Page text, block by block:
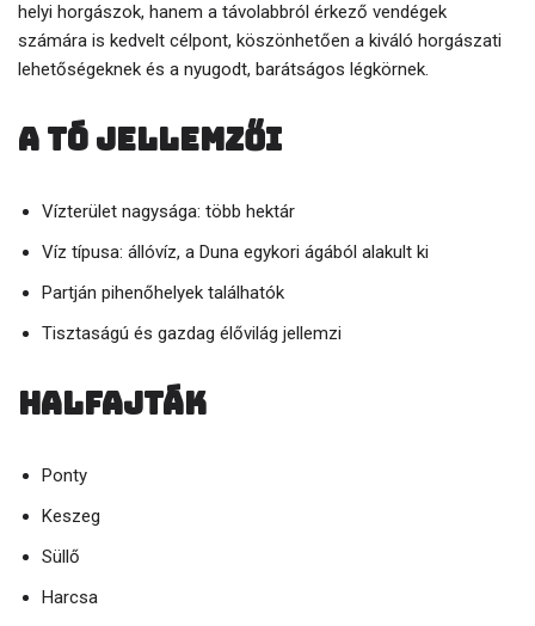
helyi horgászok, hanem a távolabbról érkező vendégek
számára is kedvelt célpont, köszönhetően a kiváló horgászati
lehetőségeknek és a nyugodt, barátságos légkörnek.
A tó jellemzői
Vízterület nagysága: több hektár
Víz típusa: állóvíz, a Duna egykori ágából alakult ki
Partján pihenőhelyek találhatók
Tisztaságú és gazdag élővilág jellemzi
Halfajták
Ponty
Keszeg
Süllő
Harcsa